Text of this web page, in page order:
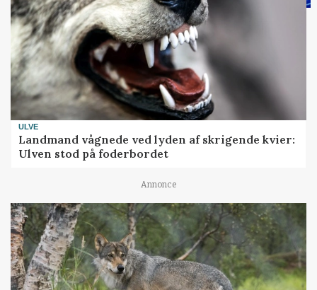
ULVE
Landmand vågnede ved lyden af skrigende kvier:
Ulven stod på foderbordet
Annonce